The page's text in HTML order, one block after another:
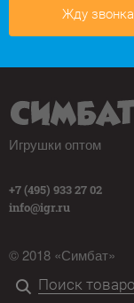
Жду звонка
Игрушки оптом
+7 (495) 933 27 02
info@igr.ru
© 2018 «Симбат»